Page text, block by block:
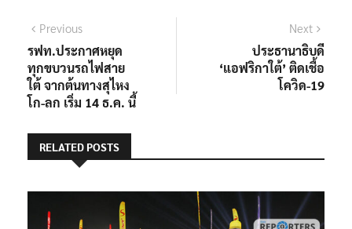
แนะแนว
เรื่อง
PreviousPrevious
post:
รฟท.ประกาศหยุด
ทุกขบวนรถไฟสาย
ใต้ จากต้นทางสุไหง
โก-ลก เริ่ม 14 ธ.ค. นี้
Next
ประธานาธิบดี
‘แอฟริกาใต้’ ติดเชื้อ
โควิด-19
RELATED POSTS